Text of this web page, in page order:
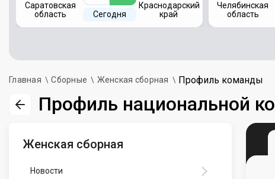
Саратовская
область
Сегодня
Краснодарский
край
Челябинская
область
Главная Сборные Женская сборная Профиль команды
Профиль национальной
Женская сборная
Новости